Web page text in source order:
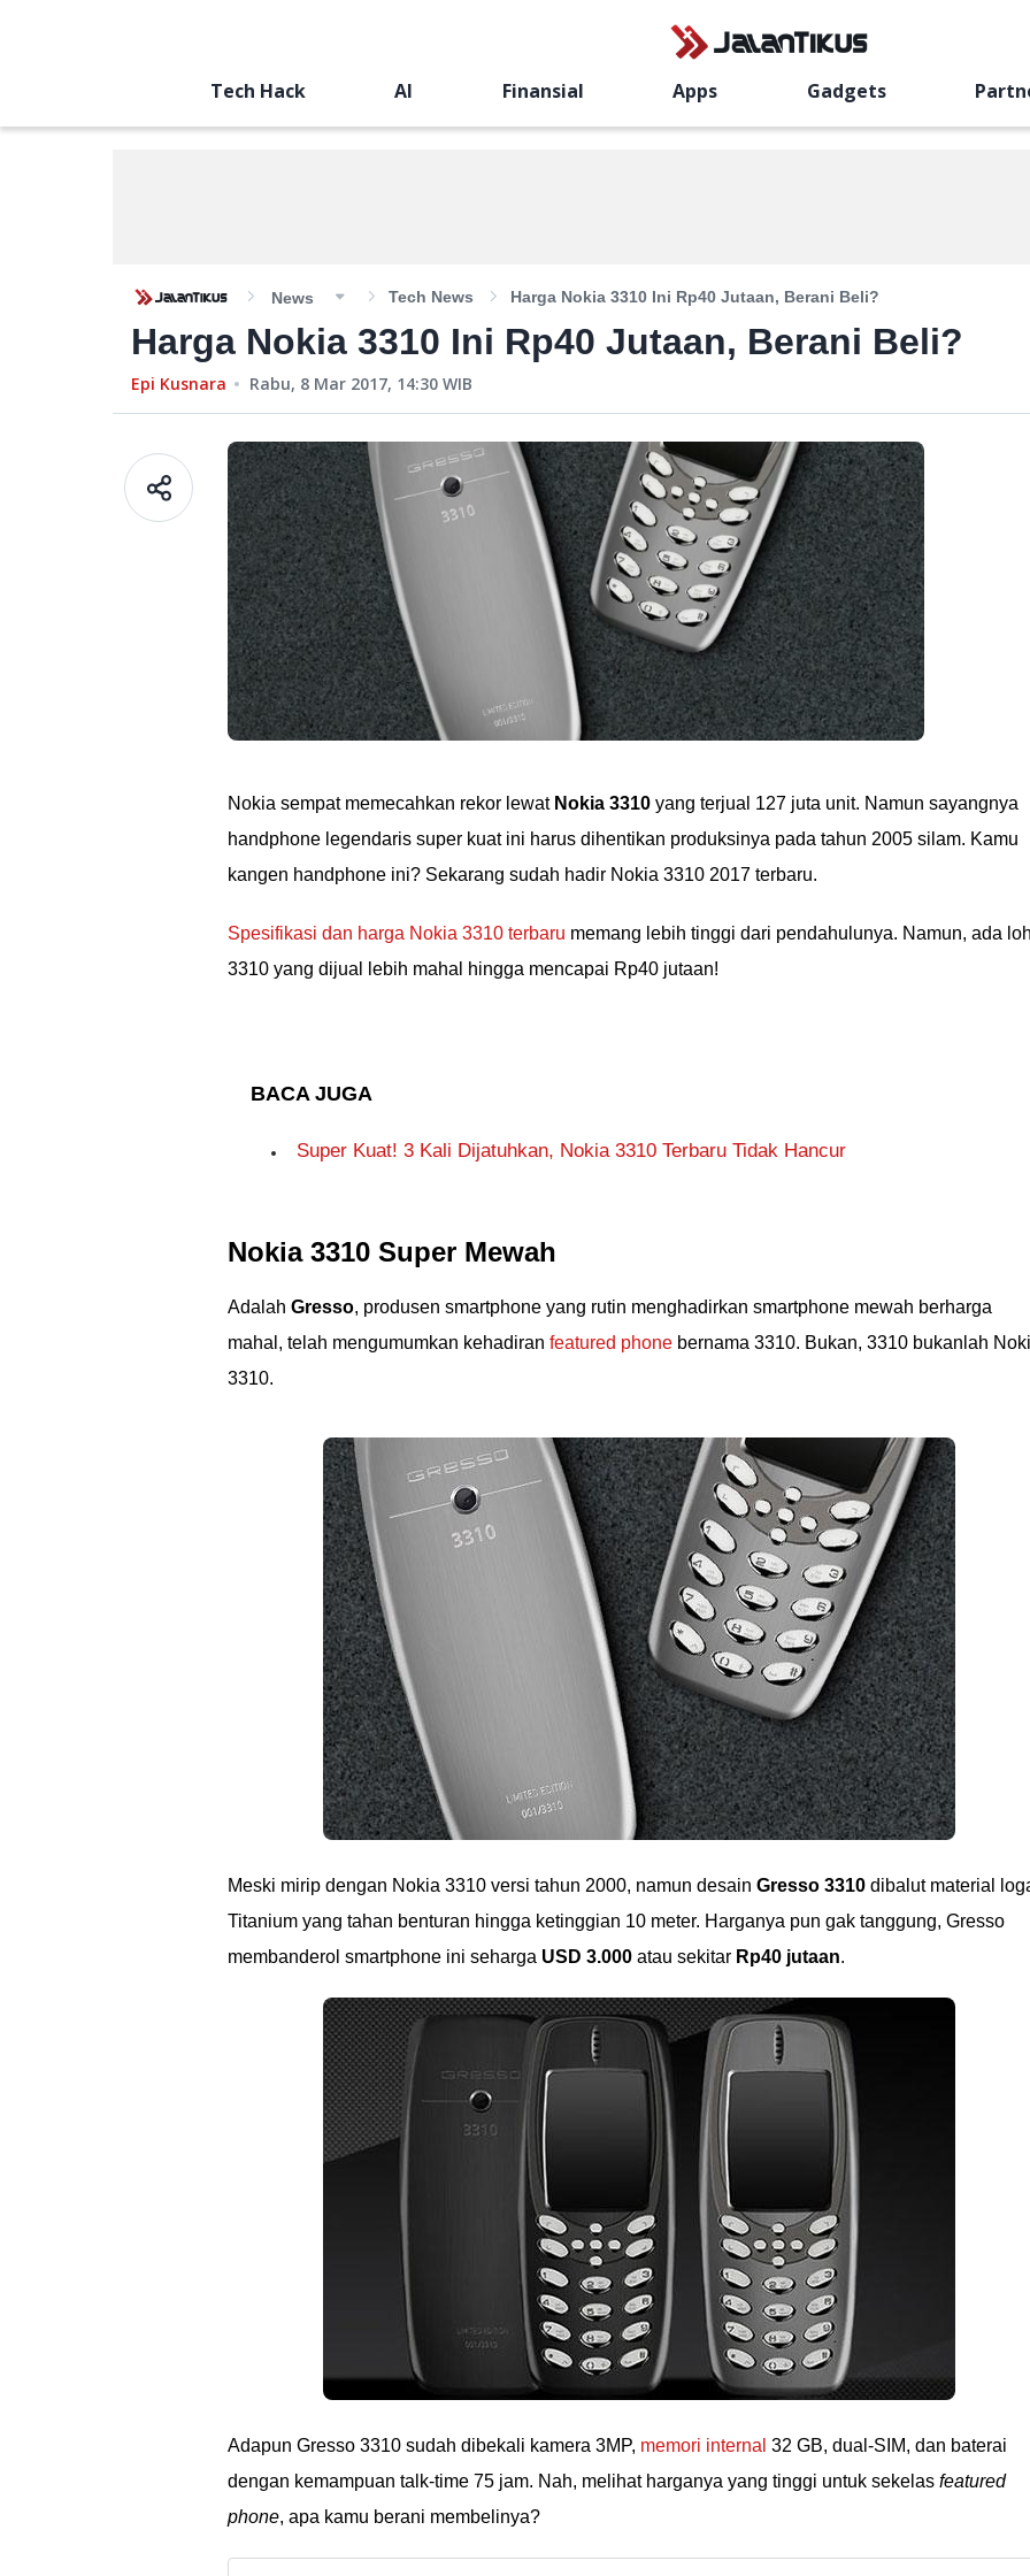
Tech Hack AI Finansial Apps Gadgets
News Tech News Harga Nokia 3310 Ini Rp40 Jutaan, Berani Beli?
Harga Nokia 3310 Ini Rp40 Jutaan, Berani Beli?
Epi Kusnara Rabu, 8 Mar 2017, 14:30 WIB
Nokia sempat memecahkan rekor lewat Nokia 3310 yang terjual 127 juta unit. Namun sayangnya
handphone legendaris super kuat ini harus dihentikan produksinya pada tahun 2005 silam. Kamu
kangen handphone ini? Sekarang sudah hadir Nokia 3310 2017 terbaru.
Spesifikasi dan harga Nokia 3310 terbaru memang lebih tinggi dari pendahulunya. Namun, ada
3310 yang dijual lebih mahal hingga mencapai Rp40 jutaan!
BACA JUGA
Super Kuat! 3 Kali Dijatuhkan, Nokia 3310 Terbaru Tidak Hancur
Nokia 3310 Super Mewah
Adalah Gresso, produsen smartphone yang rutin menghadirkan smartphone mewah berharga
mahal, telah mengumumkan kehadiran featured phone bernama 3310. Bukan, 3310 bukanlah
3310.
Meski mirip dengan Nokia 3310 versi tahun 2000, namun desain Gresso 3310 dibalut material
Titanium yang tahan benturan hingga ketinggian 10 meter. Harganya pun gak tanggung, Gresso
membanderol smartphone ini seharga USD 3.000 atau sekitar Rp40 jutaan.
Adapun Gresso 3310 sudah dibekali kamera 3MP, memori internal 32 GB, dual-SIM, dan baterai
dengan kemampuan talk-time 75 jam. Nah, melihat harganya yang tinggi untuk sekelas featured
phone, apa kamu berani membelinya?